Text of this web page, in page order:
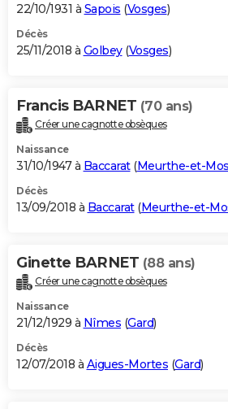
22/10/1931 à Sapois (Vosges)
Décès
25/11/2018 à Golbey(Vosges)
Francis BARNET (70 ans)
Créer une cagnotte obsèques
Naissance
31/10/1947 à Baccarat(Meurthe-et-
Décès
13/09/2018 à Baccarat(Meurthe-et-
Ginette BARNET (88 ans)
Créer une cagnotte obsèques
Naissance
21/12/1929 à Nîmes (Gard)
Décès
12/07/2018 à Aigues-Mortes (Gard)